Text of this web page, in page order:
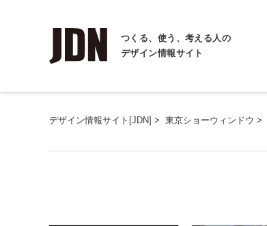
つくる、使う、考える人の
デザイン情報サイト
デザイン情報サイト[JDN] > 東京ショーウィンドウ >